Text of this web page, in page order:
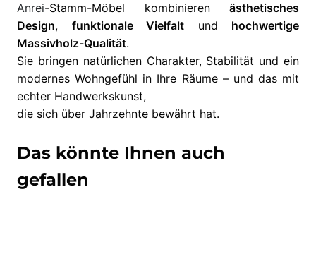
Anrei-Stamm-Möbel kombinieren ästhetisches
Design, funktionale Vielfalt und hochwertige
Massivholz-Qualität.
Sie bringen natürlichen Charakter, Stabilität und ein
modernes Wohngefühl in Ihre Räume – und das mit
echter Handwerkskunst,
die sich über Jahrzehnte bewährt hat.
Das könnte Ihnen auch
gefallen